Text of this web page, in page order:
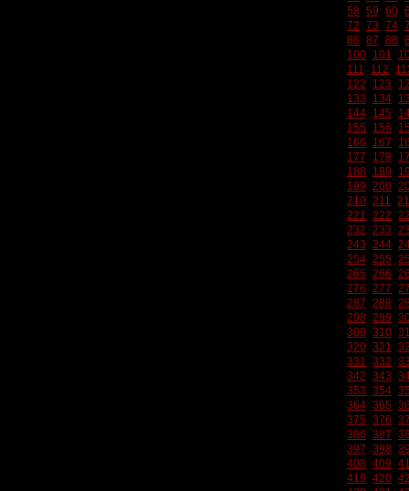
58 59 60
72 73 74
86 87 88
100 101
111
112
122
123
133
134
144 145
155
156
166
167
177
178
188
189
199 200
210 211
221 222
232 233
243 244
254 255
265 266
276 277
287 288
298 299
309 310
320 321
331 332
342 343
353 354
364 365
375 376
386 387
397 398
408 409
419 420